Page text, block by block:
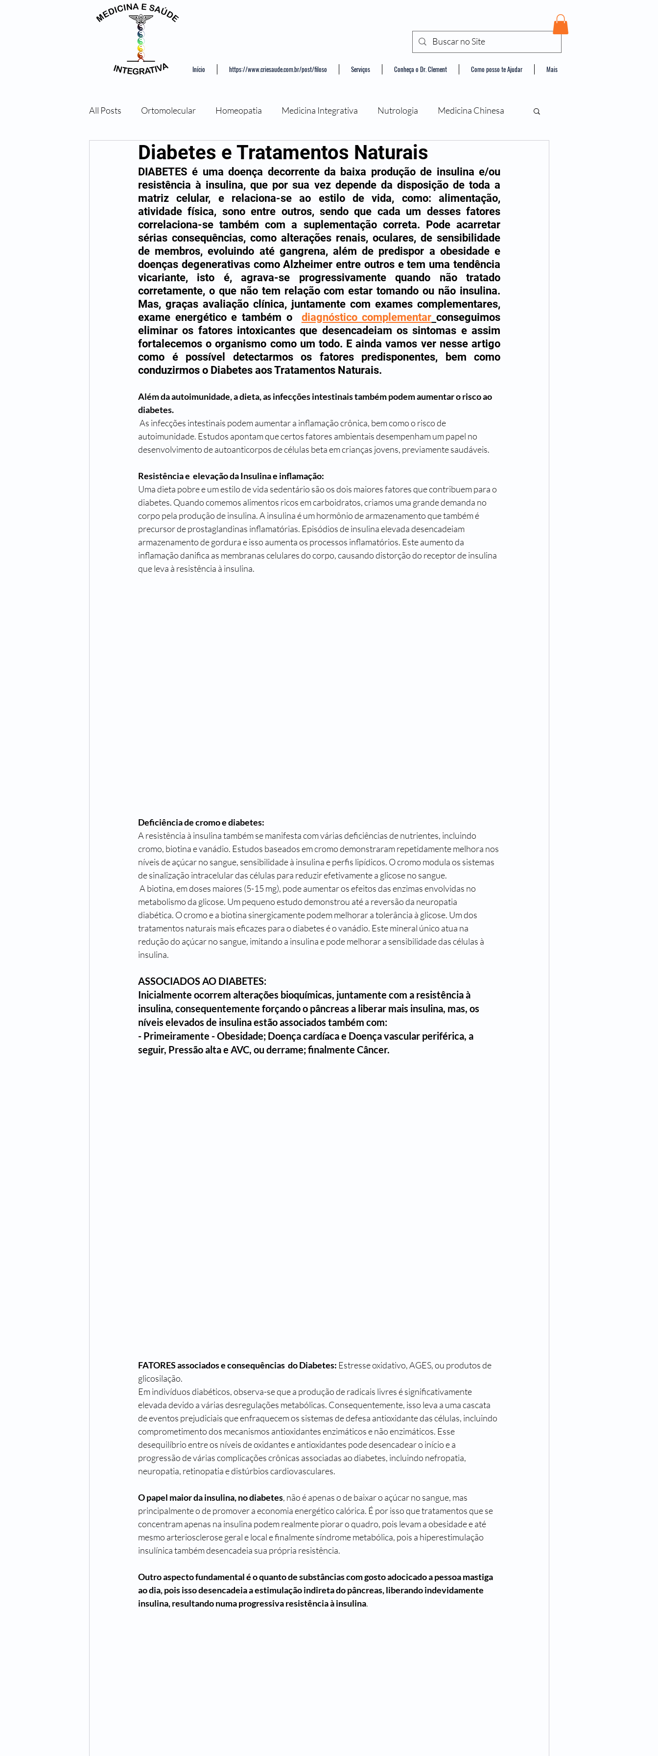
Início https://www.criesaude.com.br/post/filoso Serviços Conheça o Dr. Clement Como posso te Ajudar Mais
All Posts Ortomolecular Homeopatia Medicina Integrativa Nutrologia Medicina Chinesa
Ozonioterapia Bioressonância Psicologia
Diabetes e Tratamentos Naturais
DIABETES é uma doença decorrente da baixa produção de insulina e/ou
resistência à insulina, que por sua vez depende da disposição de toda a
matriz celular, e relaciona-se ao estilo de vida, como: alimentação,
atividade física, sono entre outros, sendo que cada um desses fatores
correlaciona-se também com a suplementação correta. Pode acarretar
sérias consequências, como alterações renais, oculares, de sensibilidade
de membros, evoluindo até gangrena, além de predispor a obesidade e
doenças degenerativas como Alzheimer entre outros e tem uma tendência
vicariante, isto é, agrava-se progressivamente quando não tratado
corretamente, o que não tem relação com estar tomando ou não insulina.
Mas, graças avaliação clínica, juntamente com exames complementares,
exame energético e também o diagnóstico complementar conseguimos
eliminar os fatores intoxicantes que desencadeiam os sintomas e assim
fortalecemos o organismo como um todo. E ainda vamos ver nesse artigo
como é possível detectarmos os fatores predisponentes, bem como
conduzirmos o Diabetes aos Tratamentos Naturais.
Além da autoimunidade, a dieta, as infecções intestinais também podem aumentar o risco ao
diabetes.
As infecções intestinais podem aumentar a inflamação crônica, bem como o risco de
autoimunidade. Estudos apontam que certos fatores ambientais desempenham um papel no
desenvolvimento de autoanticorpos de células beta em crianças jovens, previamente saudáveis.
Resistência e  elevação da Insulina e inflamação:
Uma dieta pobre e um estilo de vida sedentário são os dois maiores fatores que contribuem para o
diabetes. Quando comemos alimentos ricos em carboidratos, criamos uma grande demanda no
corpo pela produção de insulina. A insulina é um hormônio de armazenamento que também é
precursor de prostaglandinas inflamatórias. Episódios de insulina elevada desencadeiam
armazenamento de gordura e isso aumenta os processos inflamatórios. Este aumento da
inflamação danifica as membranas celulares do corpo, causando distorção do receptor de insulina
que leva à resistência à insulina.
Deficiência de cromo e diabetes:
A resistência à insulina também se manifesta com várias deficiências de nutrientes, incluindo
cromo, biotina e vanádio. Estudos baseados em cromo demonstraram repetidamente melhora nos
níveis de açúcar no sangue, sensibilidade à insulina e perfis lipídicos. O cromo modula os sistemas
de sinalização intracelular das células para reduzir efetivamente a glicose no sangue.
metabolismo da glicose. Um pequeno estudo demonstrou até a reversão da neuropatia
diabética. O cromo e a biotina sinergicamente podem melhorar a tolerância à glicose. Um dos
tratamentos naturais mais eficazes para o diabetes é o vanádio. Este mineral único atua na
redução do açúcar no sangue, imitando a insulina e pode melhorar a sensibilidade das células à
insulina.
ASSOCIADOS AO DIABETES:
Inicialmente ocorrem alterações bioquímicas, juntamente com a resistência à
insulina, consequentemente forçando o pâncreas a liberar mais insulina, mas, os
níveis elevados de insulina estão associados também com:
- Primeiramente - Obesidade; Doença cardíaca e Doença vascular periférica, a
seguir, Pressão alta e AVC, ou derrame; finalmente Câncer.
FATORES associados e consequências  do Diabetes: Estresse oxidativo, AGES, ou produtos de
glicosilação.
Em indivíduos diabéticos, observa-se que a produção de radicais livres é significativamente
elevada devido a várias desregulações metabólicas. Consequentemente, isso leva a uma cascata
de eventos prejudiciais que enfraquecem os sistemas de defesa antioxidante das células, incluindo
comprometimento dos mecanismos antioxidantes enzimáticos e não enzimáticos. Esse
desequilíbrio entre os níveis de oxidantes e antioxidantes pode desencadear o início e a
progressão de várias complicações crônicas associadas ao diabetes, incluindo nefropatia,
neuropatia, retinopatia e distúrbios cardiovasculares.
O papel maior da insulina, no diabetes, não é apenas o de baixar o açúcar no sangue, mas
principalmente o de promover a economia energético calórica. É por isso que tratamentos que se
concentram apenas na insulina podem realmente piorar o quadro, pois levam a obesidade e até
mesmo arteriosclerose geral e local e finalmente síndrome metabólica, pois a hiperestimulação
insulínica também desencadeia sua própria resistência.
Outro aspecto fundamental é o quanto de substâncias com gosto adocicado a pessoa mastiga
ao dia, pois isso desencadeia a estimulação indireta do pâncreas, liberando indevidamente
insulina, resultando numa progressiva resistência à insulina.